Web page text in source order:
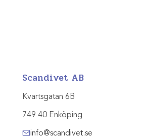
Scandivet AB
Kvartsgatan 6B
749 40 Enköping
info@scandivet.se